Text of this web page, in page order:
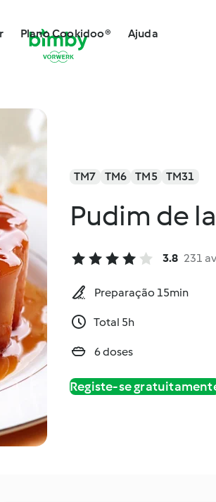
Plano Cookidoo® Ajuda
TM7 TM6 TM5 TM31
Pudim de
3.8 231
Preparação 15min
Total 5h
6 doses
Registe-se